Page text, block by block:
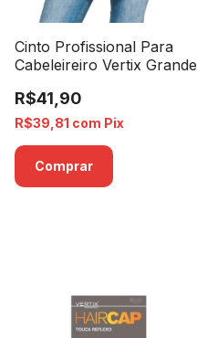
Cinto Profissional Para
Cabeleireiro Vertix Grande
R$41,90
R$39,81 com Pix